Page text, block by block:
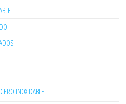
INOXIDABLE